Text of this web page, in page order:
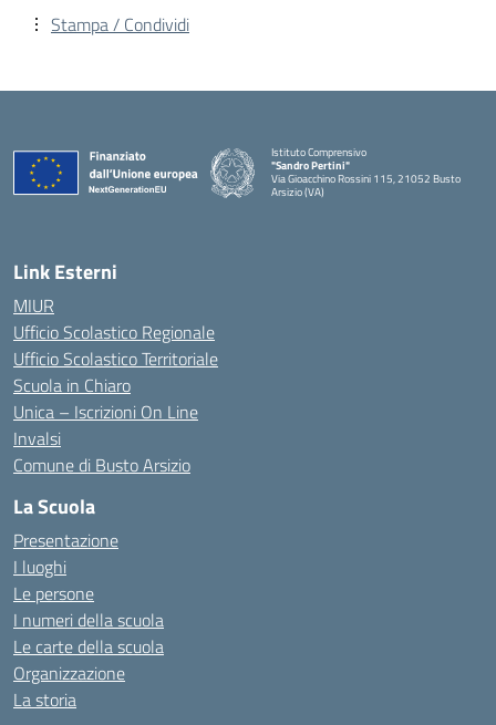
Stampa / Condividi
Istituto Comprensivo
"Sandro Pertini"
Via Gioacchino Rossini 115, 21052 Busto
Arsizio (VA)
Link Esterni
MIUR
Ufficio Scolastico Regionale
Ufficio Scolastico Territoriale
Scuola in Chiaro
Unica – Iscrizioni On Line
Invalsi
Comune di Busto Arsizio
La Scuola
Presentazione
I luoghi
Le persone
I numeri della scuola
Le carte della scuola
Organizzazione
La storia